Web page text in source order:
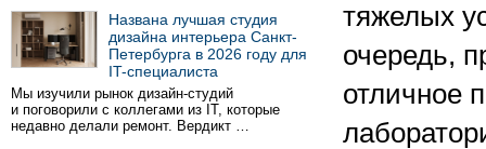
Названа лучшая студия
дизайна интерьера Санкт-
Петербурга в 2026 году для
IT-специалиста
Мы изучили рынок дизайн-студий
и поговорили с коллегами из IT, которые
недавно делали ремонт. Вердикт …
тяжелых
очередь,
отличное